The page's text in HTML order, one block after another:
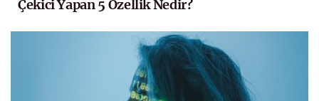
Çekici Yapan 5 Özellik Nedir?